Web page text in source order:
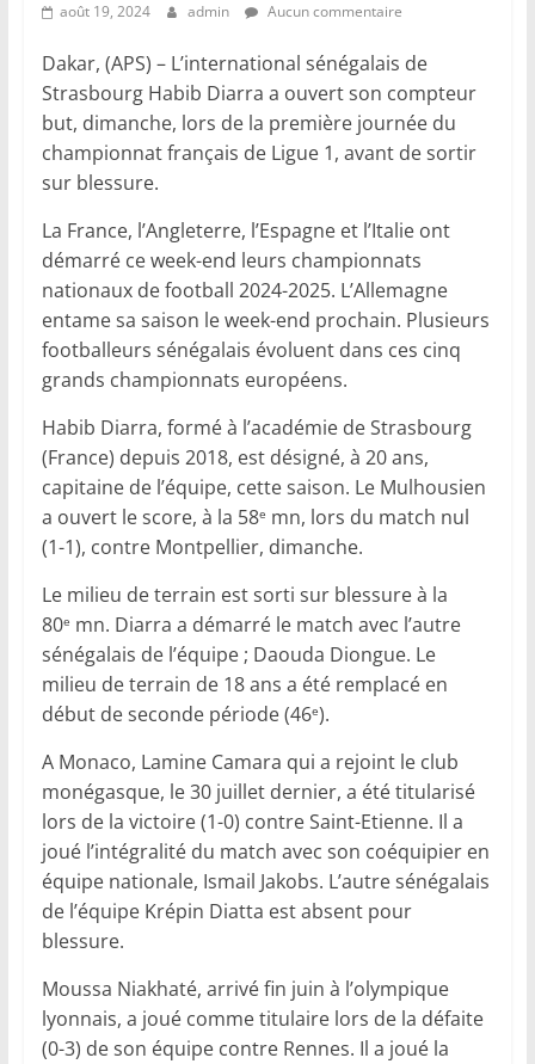
août 19, 2024 admin Aucun commentaire
Dakar, (APS) – L’international sénégalais de
Strasbourg Habib Diarra a ouvert son compteur
but, dimanche, lors de la première journée du
championnat français de Ligue 1, avant de sortir
sur blessure.
La France, l’Angleterre, l’Espagne et l’Italie ont
démarré ce week-end leurs championnats
nationaux de football 2024-2025. L’Allemagne
entame sa saison le week-end prochain. Plusieurs
footballeurs sénégalais évoluent dans ces cinq
grands championnats européens.
Habib Diarra, formé à l’académie de Strasbourg
(France) depuis 2018, est désigné, à 20 ans,
capitaine de l’équipe, cette saison. Le Mulhousien
a ouvert le score, à la 58e mn, lors du match nul
(1-1), contre Montpellier, dimanche.
Le milieu de terrain est sorti sur blessure à la
80e mn. Diarra a démarré le match avec l’autre
sénégalais de l’équipe ; Daouda Diongue. Le
milieu de terrain de 18 ans a été remplacé en
début de seconde période (46e).
A Monaco, Lamine Camara qui a rejoint le club
monégasque, le 30 juillet dernier, a été titularisé
lors de la victoire (1-0) contre Saint-Etienne. Il a
joué l’intégralité du match avec son coéquipier en
équipe nationale, Ismail Jakobs. L’autre sénégalais
de l’équipe Krépin Diatta est absent pour
blessure.
Moussa Niakhaté, arrivé fin juin à l’olympique
lyonnais, a joué comme titulaire lors de la défaite
(0-3) de son équipe contre Rennes. Il a joué la